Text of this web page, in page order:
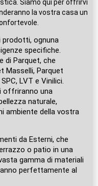
Siamo qui per offrirvi
la vostra casa un
prodotti, ognuna
specifiche.
di Parquet, che
Masselli, Parquet
LVT e Vinilici.
offriranno una
naturale,
ambiente della vostra
da Esterni, che
o patio in una
gamma di materiali
perfettamente al